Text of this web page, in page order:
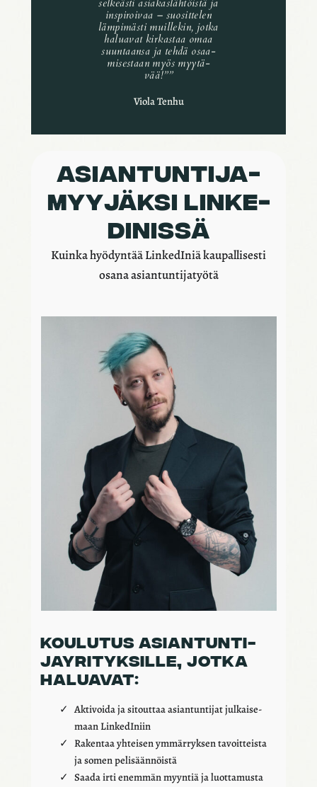
inspi­roi­vaa – suosit­te­len
lämpi­mästi muil­le­kin, jotka
halua­vat kirkas­taa omaa
suun­taansa ja tehdä osaa­
mi­ses­taan myös myytä­
vää!””
Viola Tenhu
ASIAN­TUN­TI­JA­
MYY­JÄKSI LINKE­
DI­NISSÄ
Kuinka hyödyn­tää Linke­dI­niä kaupal­li­sesti
osana asian­tun­ti­ja­työtä
KOULU­TUS ASIAN­TUN­TI­
JAY­RI­TYK­SILLE, JOTKA
HALUA­VAT:
Akti­voida ja sitout­taa asian­tun­ti­jat julkai­se­
maan Linke­dI­niin
Raken­taa yhtei­sen ymmär­ryk­sen tavoit­teista
ja somen peli­sään­nöistä
Saada irti enem­män myyn­tiä ja luot­ta­musta